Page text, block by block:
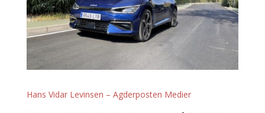
Hans Vidar Levinsen – Agderposten Medier